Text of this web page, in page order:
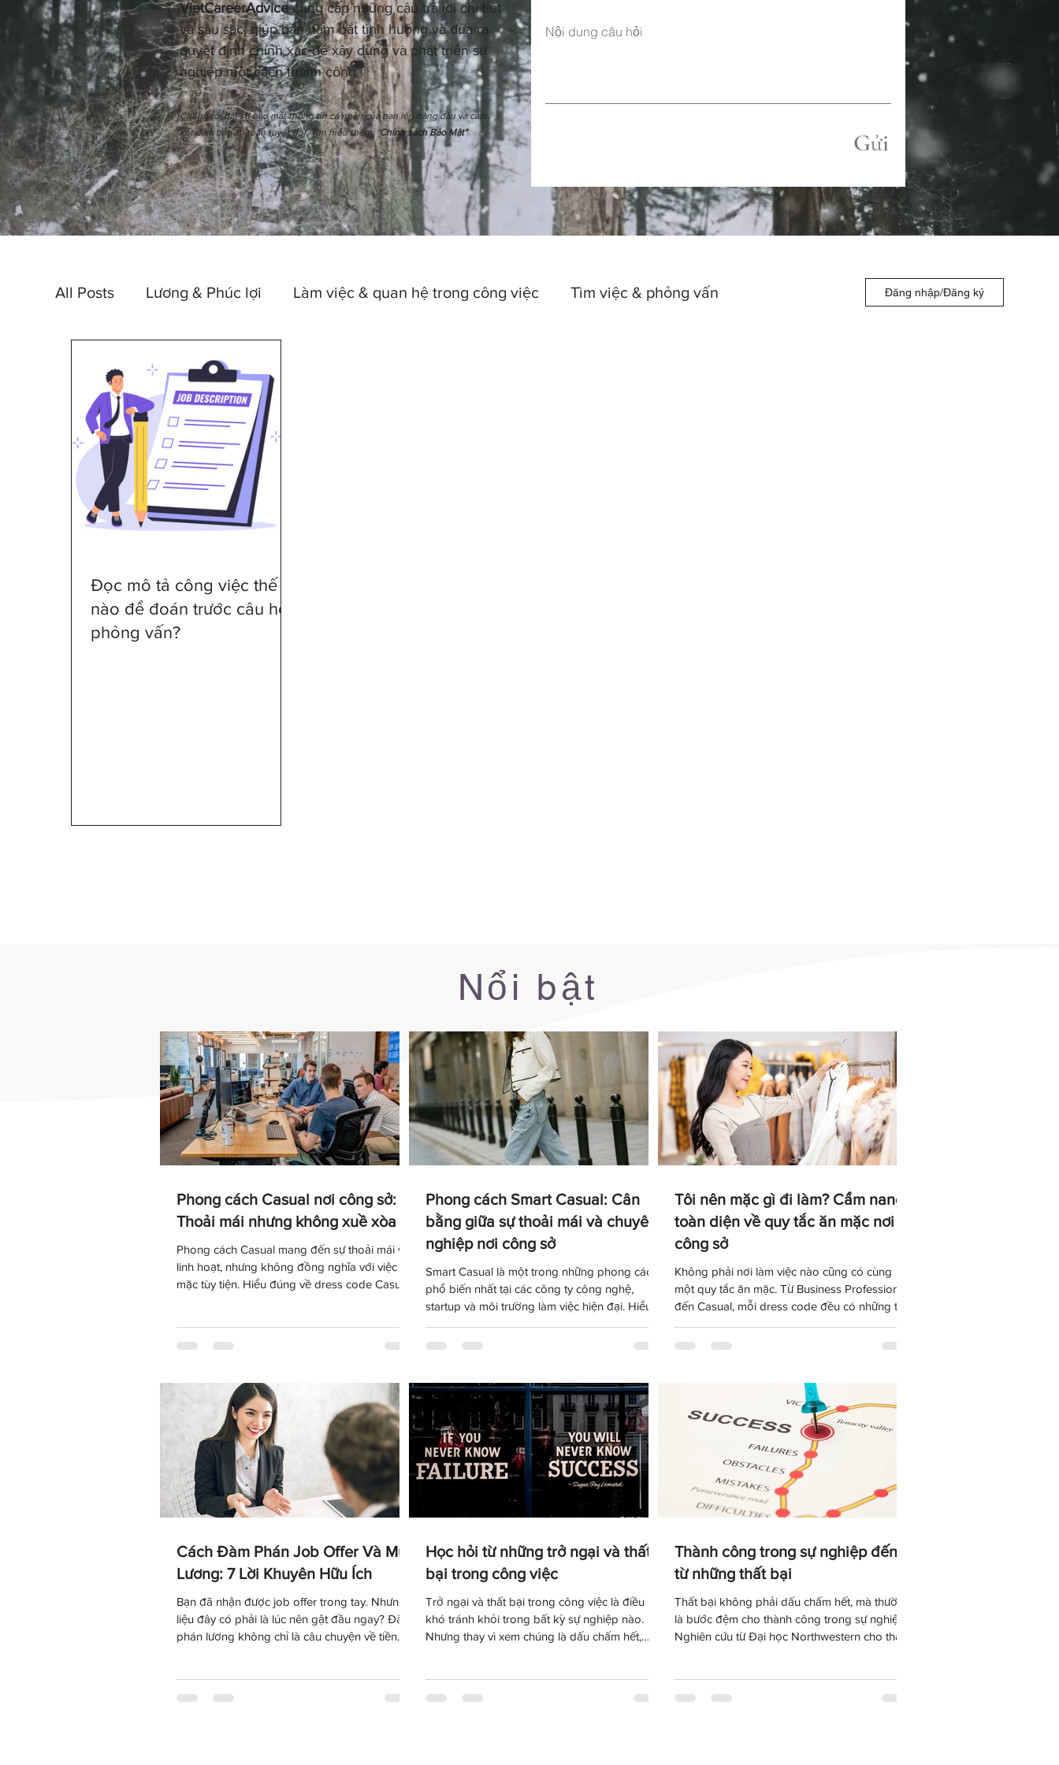
VietCareerAdvicecung cấp những câu trả lời chi tiết
và sâu sắc, giúp bạn nắm bắt tình huống và đưa ra
quyết định chính xác để xây dựng và phát triển sự
nghiệp một cách thành công.
Chúng tôi đặt sự bảo mật thông tin cá nhân của bạn lên hàng đầu và cam
kết đảm bảo an toàn tuyệt đối. Tìm hiểu thêm: "Chính sách Bảo Mật"
Nội dung câu hỏi
Gửi
All Posts Lương & Phúc lợi Làm việc & quan hệ trong công việc Tìm việc & phỏng vấn
RMBT - Phat trien Ky nang
Tìm hiểu sự nghiệp & thực tập
Đăng nhập/Đăng ký
Đọc mô tả công việc thế
nào để đoán trước câu hỏi
phỏng vấn?
Nổi bật
Phong cách Casual nơi công sở:
Thoải mái nhưng không xuề xòa
Phong cách Casual mang đến sự thoải mái và
linh hoạt, nhưng không đồng nghĩa với việc ăn
mặc tùy tiện. Hiểu đúng về dress code Casual
môi trường làm việc hiện đại.
Phong cách Smart Casual: Cân
bằng giữa sự thoải mái và chuyên
nghiệp nơi công sở
Smart Casual là một trong những phong cách
phổ biến nhất tại các công ty công nghệ,
startup và môi trường làm việc hiện đại. Hiểu
đúng về dress code này sẽ giúp bạn xây dựng
hình ảnh chuyên nghiệp mà vẫn giữ được sự
Tôi nên mặc gì đi làm? Cẩm nang
toàn diện về quy tắc ăn mặc nơi
công sở
Không phải nơi làm việc nào cũng có cùng
một quy tắc ăn mặc. Từ Business Professional
đến Casual, mỗi dress code đều có những tiêu
chuẩn và bối cảnh riêng. Bài viết này sẽ giúp
bạn hiểu các phong cách trang phục công sở
Cách Đàm Phán Job Offer Và Mức
Lương: 7 Lời Khuyên Hữu Ích
Bạn đã nhận được job offer trong tay. Nhưng
liệu đây có phải là lúc nên gật đầu ngay? Đàm
phán lương không chỉ là câu chuyện về tiền
thực tế giúp bạn tự tin thương lượng mức lương
Học hỏi từ những trở ngại và thất
bại trong công việc
Trở ngại và thất bại trong công việc là điều
khó tránh khỏi trong bất kỳ sự nghiệp nào.
Nhưng thay vì xem chúng là dấu chấm hết,
nghiệp.
Thành công trong sự nghiệp đến
từ những thất bại
Thất bại không phải dấu chấm hết, mà thường
là bước đệm cho thành công trong sự nghiệp.
Nghiên cứu từ Đại học Northwestern cho thấy
rõ điều mình muốn và tạo động lực thay đổi